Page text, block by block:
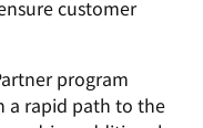
customer
program
a rapid path to the